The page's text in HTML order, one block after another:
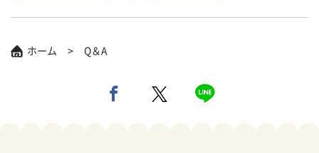
ホーム Q＆A